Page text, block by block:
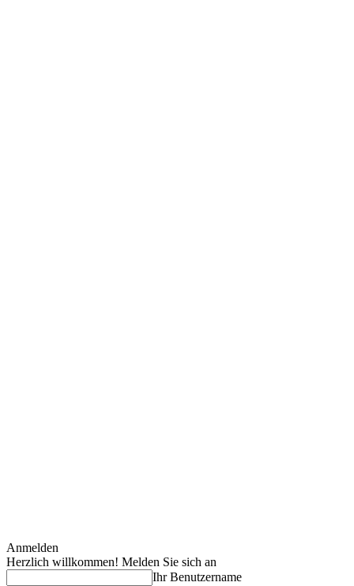
Anmelden
Herzlich willkommen! Melden Sie sich an
Ihr Benutzername